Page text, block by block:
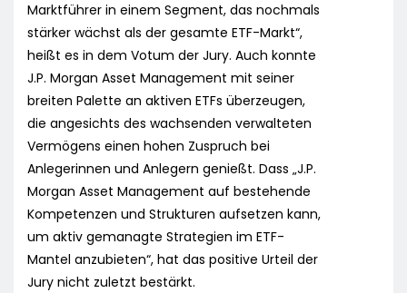
Marktführer in einem Segment, das nochmals
stärker wächst als der gesamte ETF-Markt“,
heißt es in dem Votum der Jury. Auch konnte
J.P. Morgan Asset Management mit seiner
breiten Palette an aktiven ETFs überzeugen,
die angesichts des wachsenden verwalteten
Vermögens einen hohen Zuspruch bei
Anlegerinnen und Anlegern genießt. Dass „J.P.
Morgan Asset Management auf bestehende
Kompetenzen und Strukturen aufsetzen kann,
um aktiv gemanagte Strategien im ETF-
Mantel anzubieten“, hat das positive Urteil der
Jury nicht zuletzt bestärkt.